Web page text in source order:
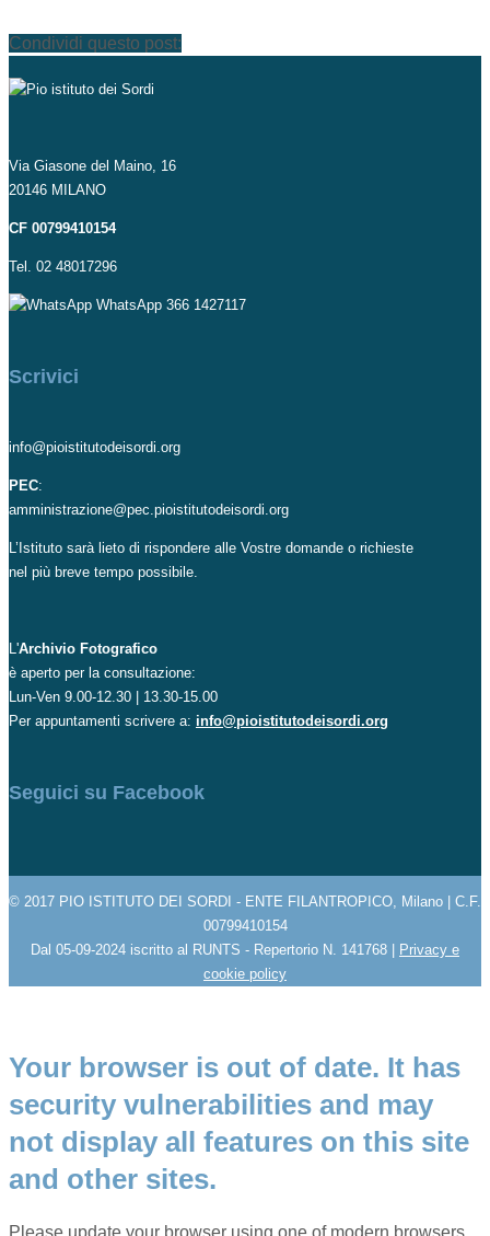
Condividi questo post:
Via Giasone del Maino, 16
20146 MILANO
CF 00799410154
Tel. 02 48017296
WhatsApp 366 1427117
Scrivici
info@pioistitutodeisordi.org
PEC:
amministrazione@pec.pioistitutodeisordi.org
L’Istituto sarà lieto di rispondere alle Vostre domande o richieste
nel più breve tempo possibile.
L'Archivio Fotografico
è aperto per la consultazione:
Lun-Ven 9.00-12.30 | 13.30-15.00
Per appuntamenti scrivere a: info@pioistitutodeisordi.org
Seguici su Facebook
© 2017 PIO ISTITUTO DEI SORDI - ENTE FILANTROPICO, Milano | C.F.
00799410154
Dal 05-09-2024 iscritto al RUNTS - Repertorio N. 141768 |
Privacy e
cookie policy
Your browser is out of date. It has
security vulnerabilities and may
not display all features on this site
and other sites.